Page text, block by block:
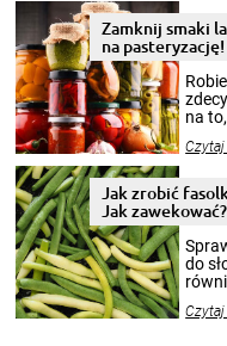
Zamknij smaki
na pasteryzację!
na
Jak zrobić
Jak zawekować?
do